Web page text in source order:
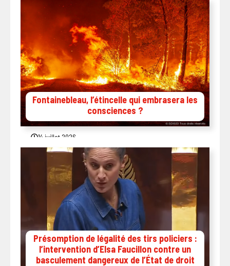
Fontainebleau, l’étincelle qui embrasera les
consciences ?
14 juillet 2026
Présomption de légalité des tirs policiers :
l’intervention d’Elsa Faucillon contre un
basculement dangereux de l’État de droit